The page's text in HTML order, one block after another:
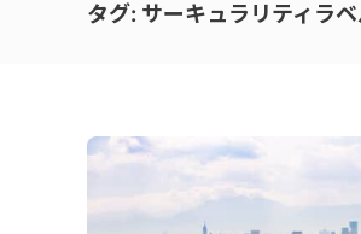
タグ: サーキュラリティラベ